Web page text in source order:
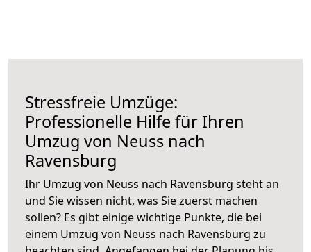
Stressfreie Umzüge:
Professionelle Hilfe für Ihren
Umzug von Neuss nach
Ravensburg
Ihr Umzug von Neuss nach Ravensburg steht an
und Sie wissen nicht, was Sie zuerst machen
sollen? Es gibt einige wichtige Punkte, die bei
einem Umzug von Neuss nach Ravensburg zu